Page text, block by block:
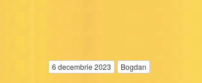
6 decembrie 2023 Bogdan